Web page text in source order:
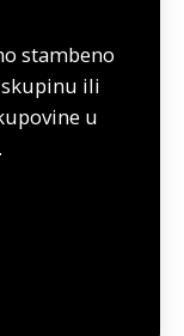
stambeno
ili
u